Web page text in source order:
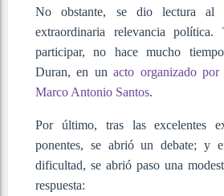
No obstante, se dio lectura al
extraordinaria relevancia
participar, no hace mucho
Duran, en unacto organizado por
Marco Antonio Santos.
Por último, tras las excelentes
ponentes, se abrió un debate; y
dificultad, se abrió paso una
respuesta: